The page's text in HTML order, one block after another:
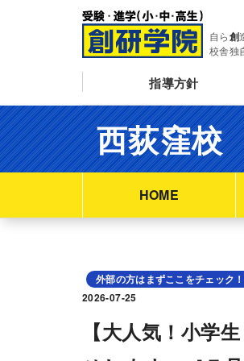
自ら創
校舎独
指導方針
西荻窪校
HOME
外部の方はまずここをチェック！
2026-07-25
【大人気！小学